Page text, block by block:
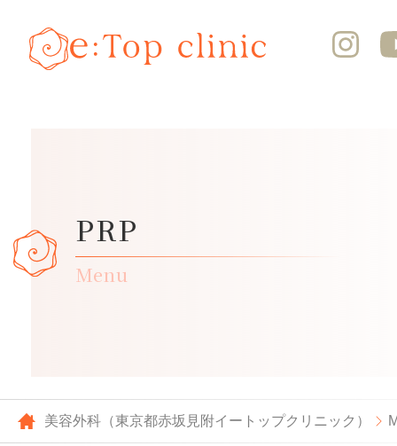
Menu
PRP
美容外科（東京都赤坂見附イートップクリニック）